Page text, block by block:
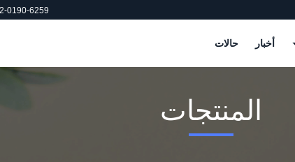
0190-6259
أخبار حالات
المنتجات